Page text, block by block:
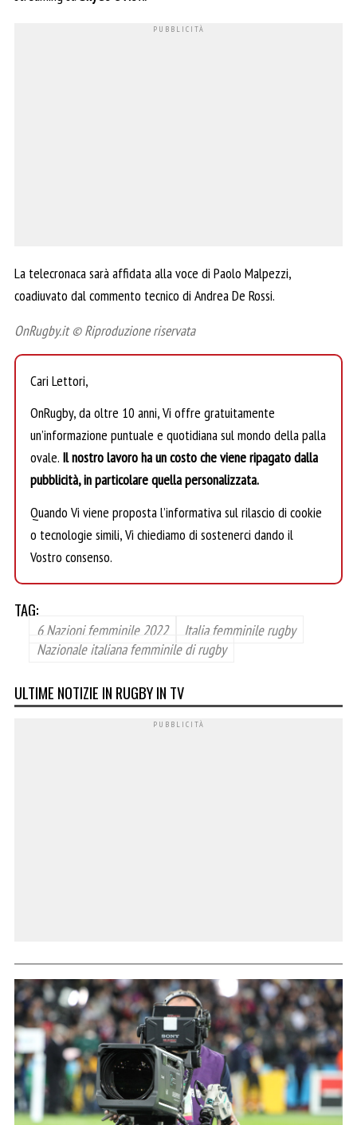
La telecronaca sarà affidata alla voce di Paolo Malpezzi,
coadiuvato dal commento tecnico di Andrea De Rossi.
OnRugby.it © Riproduzione riservata
Cari Lettori,
OnRugby, da oltre 10 anni, Vi offre gratuitamente
un’informazione puntuale e quotidiana sul mondo della palla
ovale. Il nostro lavoro ha un costo che viene ripagato dalla
pubblicità, in particolare quella personalizzata.
Quando Vi viene proposta l’informativa sul rilascio di cookie
o tecnologie simili, Vi chiediamo di sostenerci dando il
Vostro consenso.
TAG:
6 Nazioni femminile 2022
Italia femminile rugby
Nazionale italiana femminile di rugby
ULTIME NOTIZIE IN RUGBY IN TV